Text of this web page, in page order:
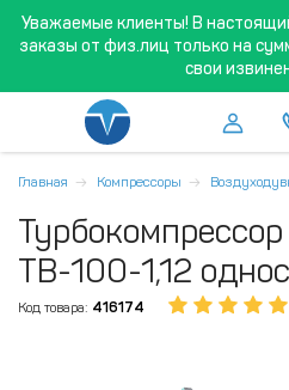
Уважаемые клиенты! В
заказы от физ.лиц только на
свои
Главная Компрессоры
ТВ-100-1,12
Код товара: 416174